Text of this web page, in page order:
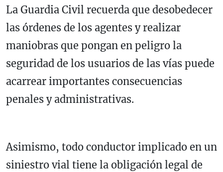
La Guardia Civil recuerda que desobedecer
las órdenes de los agentes y realizar
maniobras que pongan en peligro la
seguridad de los usuarios de las vías puede
acarrear importantes consecuencias
penales y administrativas.
Asimismo, todo conductor implicado en un
siniestro vial tiene la obligación legal de